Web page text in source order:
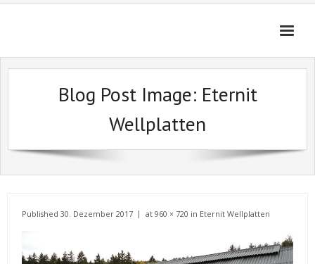
Skip
Blog Post Image: Eternit
Wellplatten
Published 30. Dezember 2017 at 960 × 720 in Eternit Wellplatten